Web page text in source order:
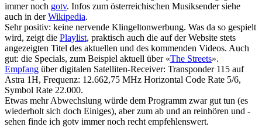
immer noch gotv. Infos zum österreichischen Musiksender siehe
auch in derWikipedia.
Sehr positiv: keine nervende Klingeltonwerbung. Was da so gespielt
wird, zeigt die Playlist, praktisch auch die auf der Website stets
angezeigten Titel des aktuellen und des kommenden Videos. Auch
gut: die Specials, zum Beispiel aktuell über «The Streets».
Empfang über digitalen Satelliten-Receiver: Transponder 115 auf
Astra 1H, Frequenz: 12.662,75 MHz Horizontal Code Rate 5/6,
Symbol Rate 22.000.
Etwas mehr Abwechslung würde dem Programm zwar gut tun (es
wiederholt sich doch Einiges), aber zum ab und an reinhören und -
sehen finde ich gotv immer noch recht empfehlenswert.